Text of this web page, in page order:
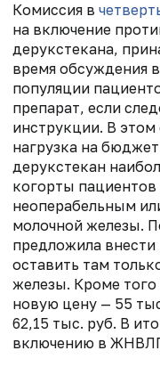
Комиссия в
на включение
дерукстекана,
время обсуждения
популяции
препарат, если
инструкции. В этом
нагрузка на
дерукстекан
когорты
неоперабельным
молочной железы.
предложила
оставить там
железы. Кроме
новую цену — 55
62,15 тыс. руб. В
включению в